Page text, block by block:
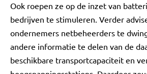
Ook roepen ze op de inzet van
bedrijven te stimuleren. Verder
ondernemers netbeheerders te
andere informatie te delen van de
beschikbare transportcapaciteit en